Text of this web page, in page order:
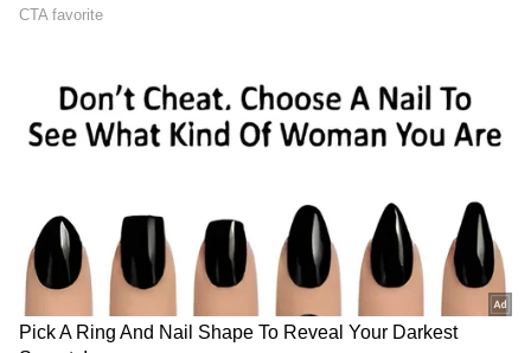
ಕ್ರಿಕೆಟ್ ಮತ್ತು ಕ್ರೀಡಾ ಜಗತ್ತಿನ (
Liveಸೇರಿದಂತೆ ಟೀಂ ಇಂಡಿಯಾದ ಬ್ರೇಕಿಂಗ್ ಸುದ್ದಿ
(Cricket News in Kannada), ವಿಶೇಷ ವರದಿಗಳು
ನಿಮ್ಮ ಒಂದೇ ಕ್ಲಿಕ್‌ನಲ್ಲಿ ಲಭ್ಯ. ಏಷ್ಯಾನೆಟ್ ಸುವರ್ಣ
ನ್ಯೂಸ್ ಅಧಿಕೃತ ಆ್ಯಪ್ ಡೌನ್‌ಲೋಡ್ ಮಾಡಿ ಹಾಗೂ
ಎಲ್ಲಾ ಅಪ್‌ಡೇಟ್ ಗಳನ್ನು ಪಡೆಯಿರಿ.